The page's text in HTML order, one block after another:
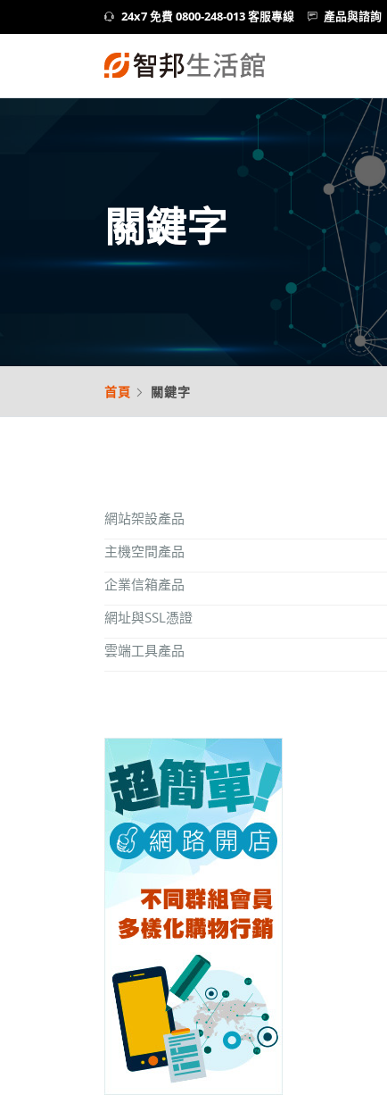
24x7 免費 0800-248-013 客服專線 產品與諮詢
關鍵字
首頁 關鍵字
網站架設產品
主機空間產品
企業信箱產品
網址與SSL憑證
雲端工具產品